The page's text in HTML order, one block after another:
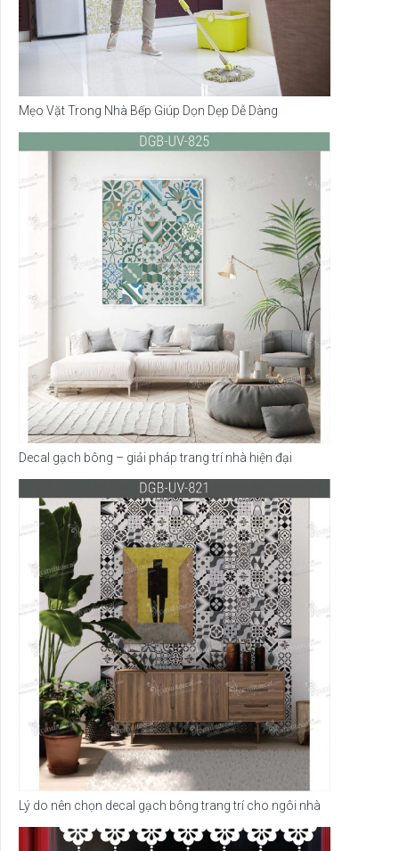
Mẹo Vặt Trong Nhà Bếp Giúp Dọn Dẹp Dễ Dàng
Decal gạch bông – giải pháp trang trí nhà hiện đại
Lý do nên chọn decal gạch bông trang trí cho ngôi nhà